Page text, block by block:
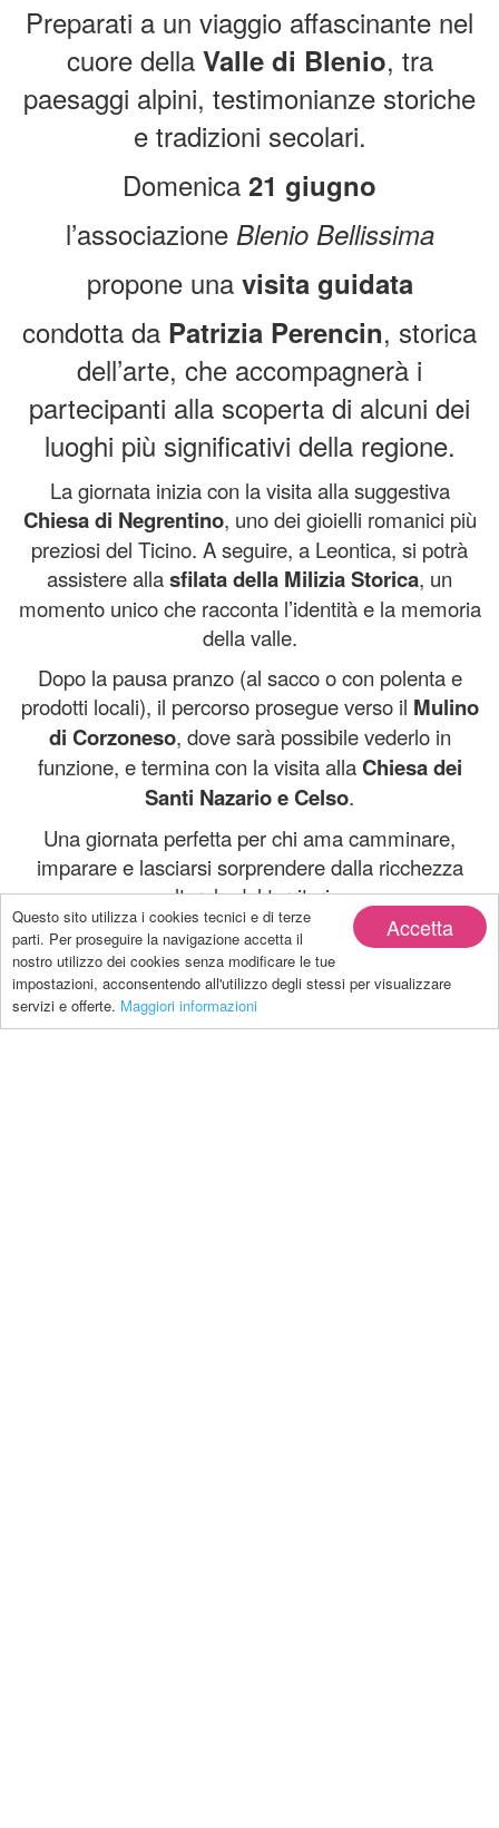
Accetta
Questo sito utilizza i cookies tecnici e di terze
parti. Per proseguire la navigazione accetta il
nostro utilizzo dei cookies senza modificare le tue
impostazioni, acconsentendo all'utilizzo degli stessi per visualizzare
servizi e offerte. Maggiori informazioni
Preparati a un viaggio affascinante nel
cuore della Valle di Blenio, tra
paesaggi alpini, testimonianze storiche
e tradizioni secolari.
Domenica 21 giugno
l’associazione Blenio Bellissima
propone una visita guidata
condotta da Patrizia Perencin, storica
dell’arte, che accompagnerà i
partecipanti alla scoperta di alcuni dei
luoghi più significativi della regione.
La giornata inizia con la visita alla suggestiva
Chiesa di Negrentino, uno dei gioielli romanici più
preziosi del Ticino. A seguire, a Leontica, si potrà
assistere allasfilata della Milizia Storica, un
momento unico che racconta l’identità e la memoria
della valle.
Dopo la pausa pranzo (al sacco o con polenta e
prodotti locali), il percorso prosegue verso il Mulino
di Corzoneso, dove sarà possibile vederlo in
funzione, e termina con la visita allaChiesa dei
Santi Nazario e Celso.
Una giornata perfetta per chi ama camminare,
imparare e lasciarsi sorprendere dalla ricchezza
culturale del territorio.
📌Dettagli pratici
Data:Domenica 21 giugno
Ritrovo:ore 9:00 – Posteggio Impianti di risalita del